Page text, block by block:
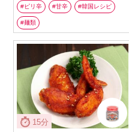
ピリ辛 甘辛 韓国レシピ
麺類
15分